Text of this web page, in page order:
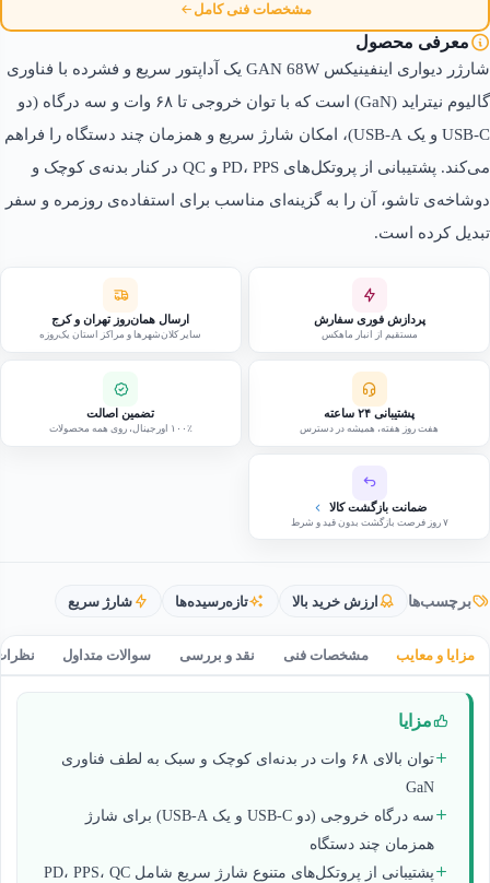
مشخصات فنی کامل
معرفی محصول
شارژر دیواری اینفینیکس GAN 68W یک آداپتور سریع و فشرده با فناوری
گالیوم نیتراید (GaN) است که با توان خروجی تا ۶۸ وات و سه درگاه (دو
USB-C و یک USB-A)، امکان شارژ سریع و همزمان چند دستگاه را فراهم
می‌کند. پشتیبانی از پروتکل‌های PD، PPS و QC در کنار بدنه‌ی کوچک و
دوشاخه‌ی تاشو، آن را به گزینه‌ای مناسب برای استفاده‌ی روزمره و سفر
تبدیل کرده است.
پردازش فوری سفارش
مستقیم از انبار ماهکس
ارسال همان‌روز تهران و کرج
سایر کلان‌شهرها و مراکز استان یک‌روزه
پشتیبانی ۲۴ ساعته
هفت روز هفته، همیشه در دسترس
تضمین اصالت
۱۰۰٪ اورجینال، روی همه محصولات
ضمانت بازگشت کالا
۷ روز فرصت بازگشت بدون قید و شرط
برچسب‌ها ارزش خرید بالا تازه‌رسیده‌ها شارژ سریع
مزایا و معایب مشخصات فنی نقد و بررسی سوالات متداول
مزایا
توان بالای ۶۸ وات در بدنه‌ای کوچک و سبک به لطف فناوری
GaN
سه درگاه خروجی (دو USB-C و یک USB-A) برای شارژ
همزمان چند دستگاه
پشتیبانی از پروتکل‌های متنوع شارژ سریع شامل PD، PPS، QC